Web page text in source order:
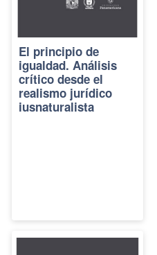
El principio de
igualdad. Análisis
crítico desde el
realismo jurídico
iusnaturalista